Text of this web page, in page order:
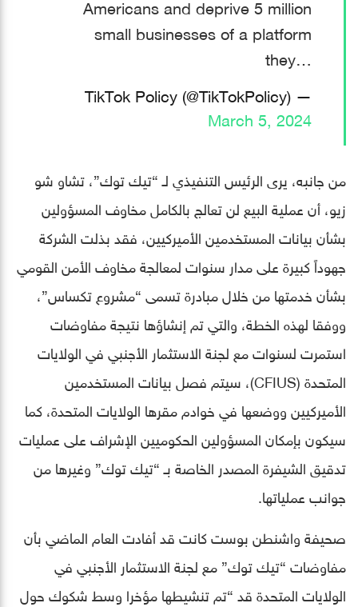
small businesses of a platform
they…
— TikTok Policy (@TikTokPolicy)
March 5, 2024
من جانبه، يرى الرئيس التنفيذي لـ “تيك توك”، تشاو شو
زيو، أن عملية البيع لن تعالج بالكامل مخاوف المسؤولين
بشأن بيانات المستخدمين الأميركيين، فقد بذلت الشركة
جهوداً كبيرة على مدار سنوات لمعالجة مخاوف الأمن القومي
بشأن خدمتها من خلال مبادرة تسمى “مشروع تكساس”،
ووفقا لهذه الخطة، والتي تم إنشاؤها نتيجة مفاوضات
استمرت لسنوات مع لجنة الاستثمار الأجنبي في الولايات
المتحدة (CFIUS)، سيتم فصل بيانات المستخدمين
الأميركيين ووضعها في خوادم مقرها الولايات المتحدة، كما
سيكون بإمكان المسؤولين الحكوميين الإشراف على عمليات
تدقيق الشيفرة المصدر الخاصة بـ “تيك توك” وغيرها من
جوانب عملياتها.
صحيفة واشنطن بوست كانت قد أفادت العام الماضي بأن
مفاوضات “تيك توك” مع لجنة الاستثمار الأجنبي في
الولايات المتحدة قد “تم تنشيطها مؤخرا وسط شكوك حول